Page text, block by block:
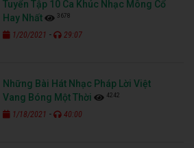
Tuyển Tập 10 Ca Khúc Nhạc Mông Cổ
Hay Nhất
3678
1/20/2021 - 29:07
Những Bài Hát Nhạc Pháp Lời Việt
Vang Bóng Một Thời
4242
1/18/2021 - 40:00